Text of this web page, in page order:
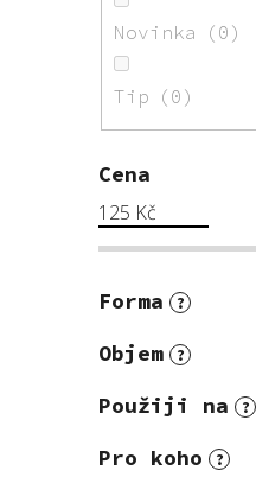
Novinka 0
Tip 0
Cena
125 Kč
Forma ?
Objem ?
Použiji na ?
Pro koho ?